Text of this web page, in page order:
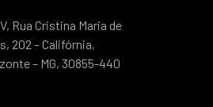
Rua Cristina Maria de
202 – Califórnia,
– MG, 30855-440